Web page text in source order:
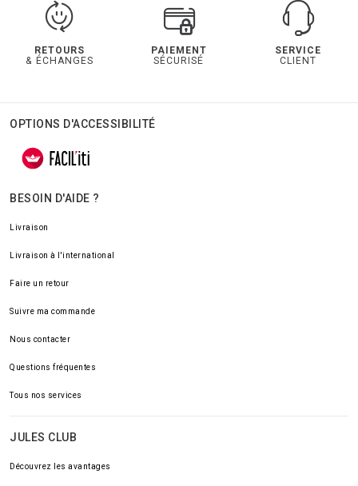
RETOURS
& ÉCHANGES
PAIEMENT
SÉCURISÉ
SERVICE
CLIENT
OPTIONS D'ACCESSIBILITÉ
BESOIN D'AIDE ?
Livraison
Livraison à l'international
Faire un retour
Suivre ma commande
Nous contacter
Questions fréquentes
Tous nos services
JULES CLUB
Découvrez les avantages